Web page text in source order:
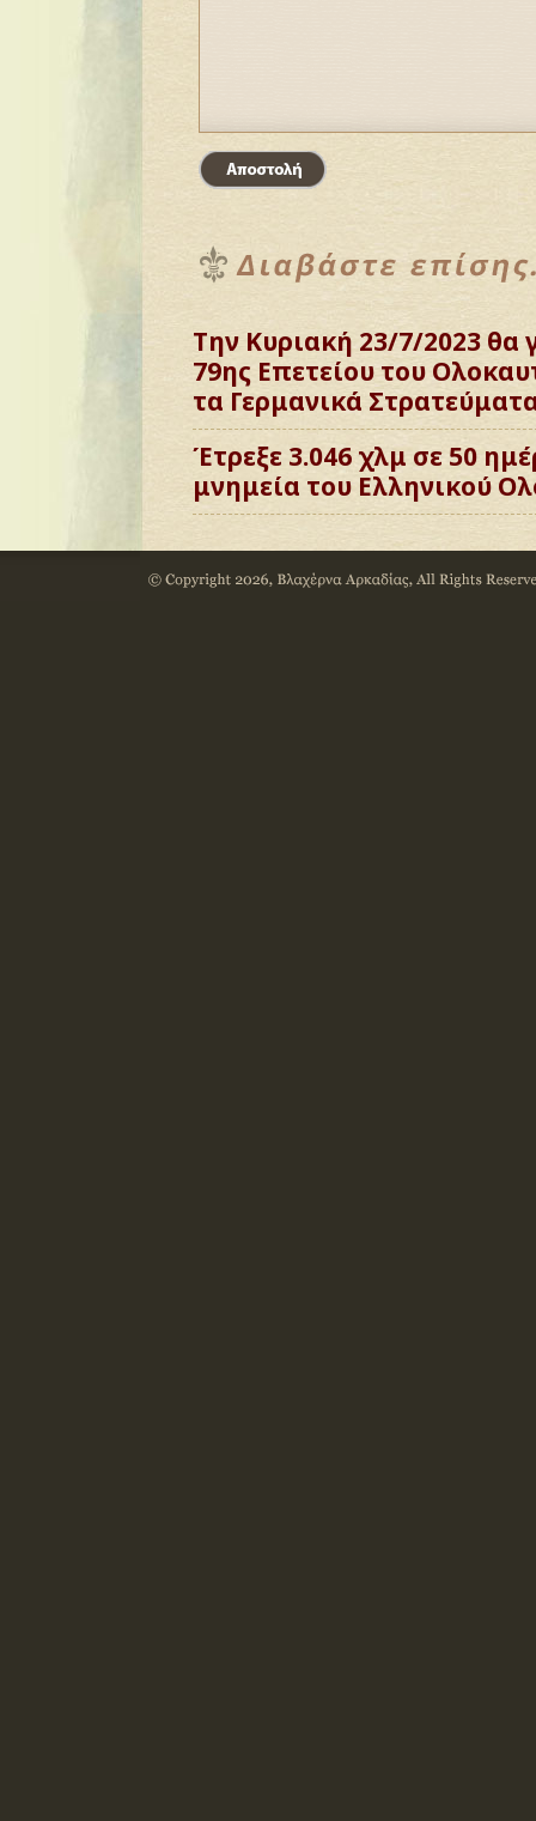
Την Κυριακή 23/7/2023 θα
79ης Επετείου του
τα Γερμανικά
Έτρεξε 3.046 χλμ σε 50
μνημεία του Ελληνικού